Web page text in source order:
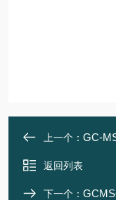
上一个： GC-
返回列表
下一个：